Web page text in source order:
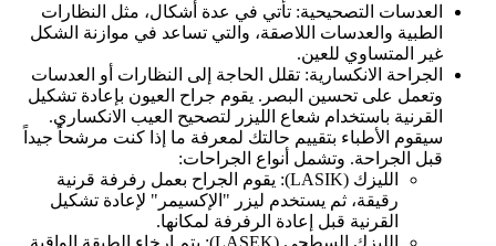
العدسات التصحيحية: تأتي في عدة أشكال، مثل النظارات
الطبية والعدسات اللاصقة، والتي تساعد في موازنة الشكل
غير المتساوي للعين.
الجراحة الانكسارية: تقلل الحاجة إلى النظارات أو العدسات
وتعمل على تحسين البصر. يقوم جراح العيون بإعادة تشكيل
القرنية باستخدام شعاع الليزر لتصحيح العيب الانكساري.
سيقوم الأطباء بتقييم حالتك لمعرفة ما إذا كنت مرشحاً جيداً
قبل الجراحة. وتشمل أنواع الجراحات:
الليزك (LASIK): يقوم الجراح بعمل رفرفة قرنية
رقيقة، ثم يستخدم ليزر "الإكسيمر" لإعادة تشكيل
القرنية قبل إعادة الرفرفة لمكانها.
الليزك السطحي (LASEK): يتم إرخاء الطبقة الواقية